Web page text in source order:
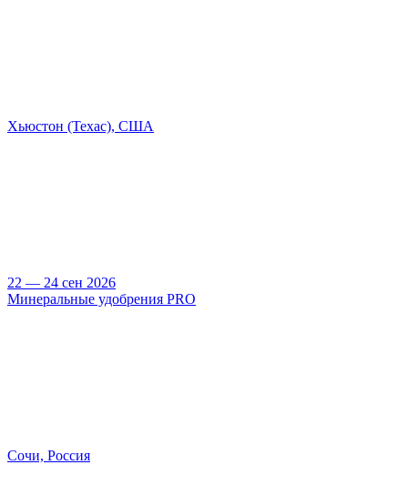
Хьюстон (Техас), США
22 — 24 сен 2026
Минеральные удобрения PRO
Сочи, Россия